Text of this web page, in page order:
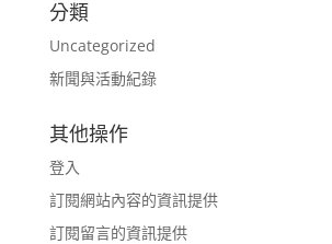
分類
Uncategorized
新聞與活動紀錄
其他操作
登入
訂閱網站內容的資訊提供
訂閱留言的資訊提供